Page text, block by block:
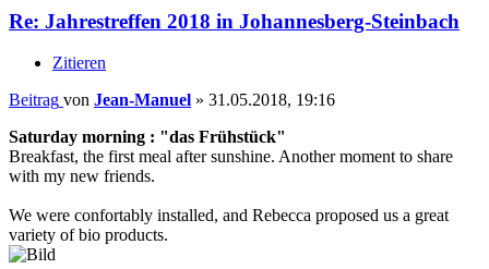
Re: Jahrestreffen 2018 in Johannesberg-Steinbach
Zitieren
Beitrag von Jean-Manuel » 31.05.2018, 19:16
Saturday morning : "das Frühstück"
Breakfast, the first meal after sunshine. Another moment to share
with my new friends.
We were confortably installed, and Rebecca proposed us a great
variety of bio products.